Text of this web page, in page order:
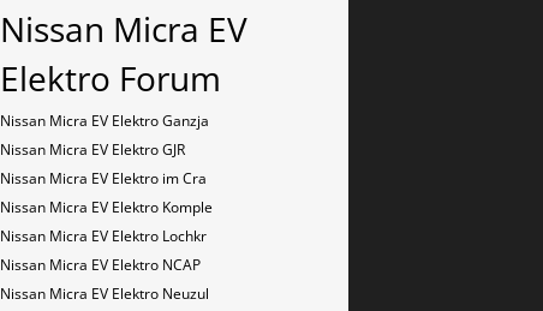
Nissan Micra EV
Elektro Forum
Nissan Micra EV Elektro Ganzja
Nissan Micra EV Elektro GJR
Nissan Micra EV Elektro im Cra
Nissan Micra EV Elektro Komple
Nissan Micra EV Elektro Lochkr
Nissan Micra EV Elektro NCAP
Nissan Micra EV Elektro Neuzul